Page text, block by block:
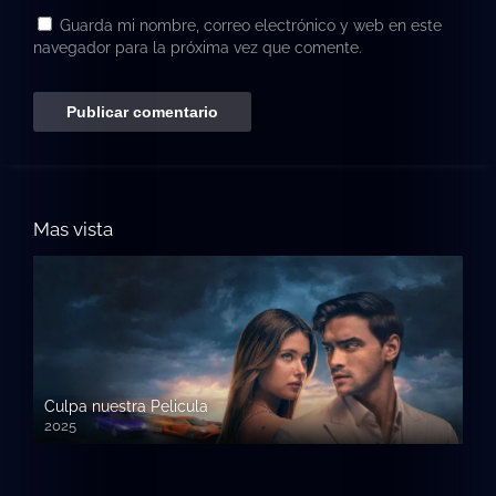
Guarda mi nombre, correo electrónico y web en este
navegador para la próxima vez que comente.
Mas vista
Culpa nuestra Pelicula
2025
720p HD